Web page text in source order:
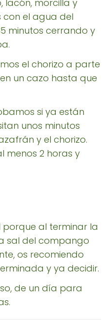
lacón, morcilla y
el agua del
minutos cerrando y
el chorizo a parte
un cazo hasta que
si ya están
unos minutos
y el chorizo.
menos 2 horas y
porque al terminar la
sal del compango
os recomiendo
y ya decidir.
de un día para